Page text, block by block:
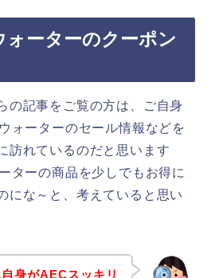
ーターのクーポン
の記事をご覧の方は、ご自身
ォーターのセール情報などを
訪れているのだと思います
ターの商品を少しでもお得に
にな～と、考えていると思い
身がAECスッキリ